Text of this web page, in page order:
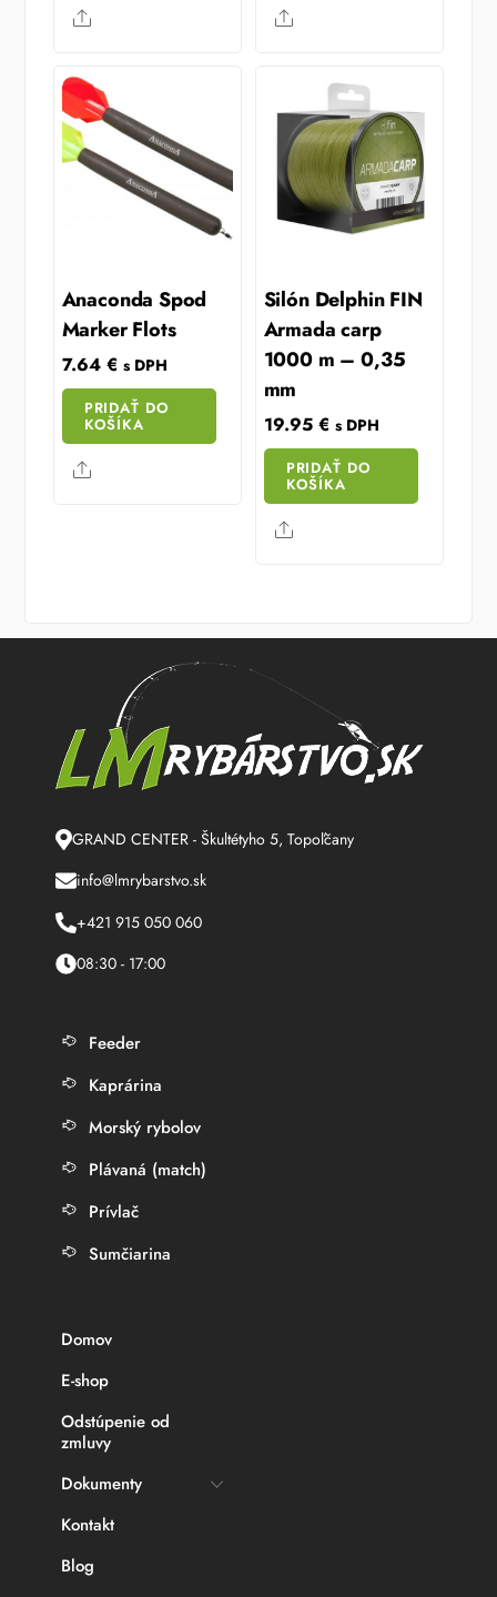
Share Share
Anaconda Spod
Marker Flots
7.64 € s DPH
PRIDAŤ DO
KOŠÍKA
Share
Silón Delphin FIN
Armada carp
1000 m – 0,35
mm
19.95 € s DPH
PRIDAŤ DO
KOŠÍKA
Share
GRAND CENTER - Škultétyho 5, Topoľčany
info@lmrybarstvo.sk
+421 915 050 060
08:30 - 17:00
Feeder
Kaprárina
Morský rybolov
Plávaná (match)
Prívlač
Sumčiarina
Domov
E-shop
Odstúpenie od
zmluvy
Dokumenty
Kontakt
Blog